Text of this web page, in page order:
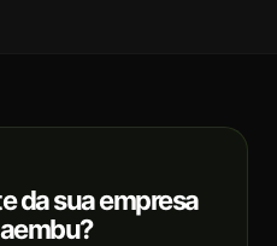
da sua empresa